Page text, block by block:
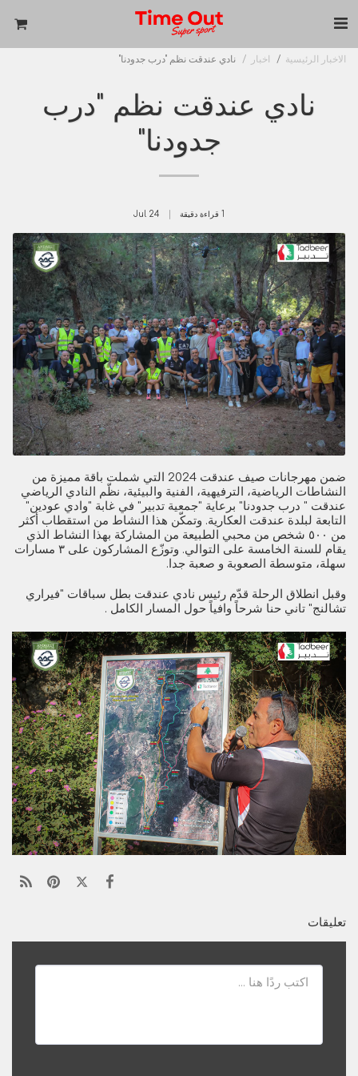
الاخبار الرئيسية اخبار نادي عندقت نظم "درب جدودنا"
نادي عندقت نظم "درب
جدودنا"
1 قراءة دقيقة 24
Jul
ضمن مهرجانات صيف عندقت 2024 التي شملت باقة مميزة من
النشاطات الرياضية، الترفيهية، الفنية والبيئية، نظّم النادي الرياضي
عندقت " درب جدودنا" برعاية "جمعية تدبير" في غابة "وادي عودين"
التابعة لبلدة عندقت العكارية. وتمكّن هذا النشاط من استقطاب أكثر
من ٥٠٠ شخص من محبي الطبيعة من المشاركة بهذا النشاط الذي
يقام للسنة الخامسة على التوالي. وتوزّع المشاركون على ٣ مسارات
سهلة، متوسطة الصعوبة و صعبة جدا.
وقبل انطلاق الرحلة قدّم رئيس نادي عندقت بطل سباقات "فيراري
تشالنج" تاني حنا شرحاً وافياً حول المسار الكامل .
تعليقات